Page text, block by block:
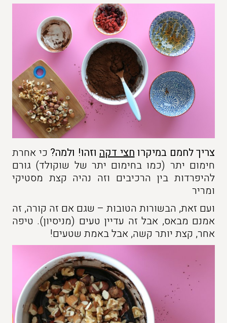
צריך לחמם במיקרוחצי דקה וזהו! ולמה? כי אחרת
חימום יתר (כמו בחימום יתר של שוקולד) גורם
להיפרדות בין הרכיבים וזה נהיה קצת מסטיקי
ומריר
ועם זאת, הבשורות הטובות – שגם אם זה קורה, זה
אמנם מבאס, אבל זה עדיין טעים (מניסיון). טיפה
אחר, קצת יותר קשה, אבל באמת שטעים!